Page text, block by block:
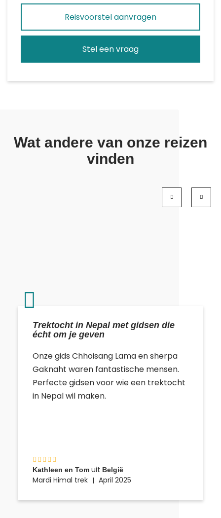
Reisvoorstel aanvragen
Stel een vraag
Wat andere van onze reizen
vinden
Trektocht in Nepal met gidsen die
écht om je geven
Onze gids Chhoisang Lama en sherpa
Gaknaht waren fantastische mensen.
Perfecte gidsen voor wie een trektocht
in Nepal wil maken.
Kathleen en Tom uit België
Mardi Himal trek April 2025